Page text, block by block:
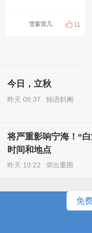
雪窗萤几 11
今日，立秋
昨天 08:37 独语斜阑
将严重影响宁海！“
时间和地点
昨天 10:22 突出重围
免